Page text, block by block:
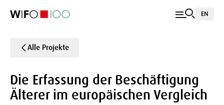
EN
Alle Projekte
Die Erfassung der Beschäftigung
Älterer im europäischen Vergleich